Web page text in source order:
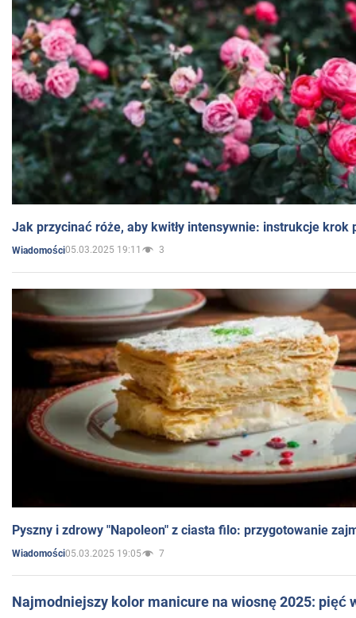
Jak przycinać róże, aby kwitły intensywnie: instrukcje krok
Wiadomości05.03.2025 19:11 3
Pyszny i zdrowy "Napoleon" z ciasta filo: przygotowanie
Wiadomości05.03.2025 19:05 7
Najmodniejszy kolor manicure na wiosnę 2025: pięć